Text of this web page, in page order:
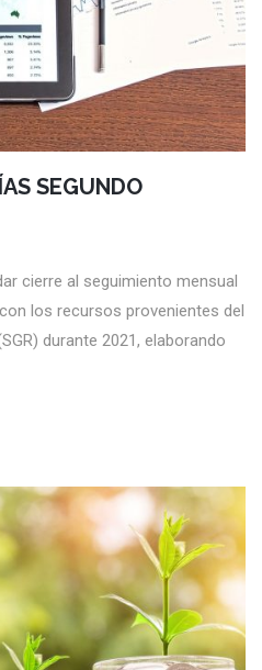
SEGUNDO
cierre al seguimiento mensual
los recursos provenientes del
durante 2021, elaborando